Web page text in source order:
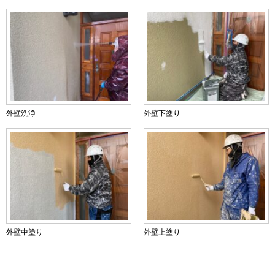
外壁洗浄 外壁下塗り
外壁中塗り 外壁上塗り